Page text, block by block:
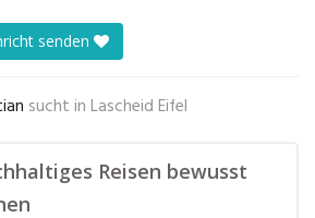
senden
sucht in Lascheid Eifel
Reisen bewusst